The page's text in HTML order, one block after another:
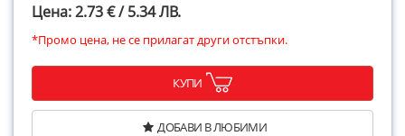
Цена: 2.73 € / 5.34 ЛВ.
*Промо цена, не се прилагат други отстъпки.
КУПИ
ДОБАВИ В ЛЮБИМИ